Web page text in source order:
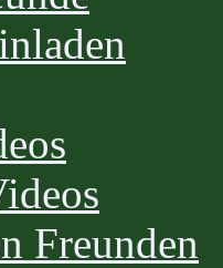
Freunden